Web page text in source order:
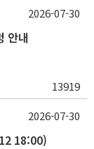
안내
13919
2026-07-30
18:00)
2026-07-30